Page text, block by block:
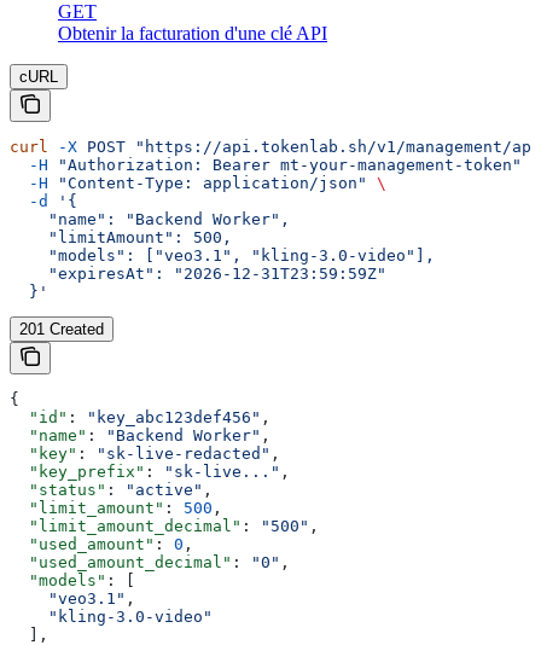
GET
Obtenir la facturation d'une clé API
cURL
curl -X POST "https://api.tokenlab.sh/v1/management/
  -H
"Authorization: Bearer mt-your-management-token"
  -H
"Content-Type: application/json"
\
  -d
'{
    "name": "Backend Worker",
    "limitAmount": 500,
    "models": ["veo3.1", "kling-3.0-video"],
    "expiresAt": "2026-12-31T23:59:59Z"
  }'
201 Created
{
  "id"
: "key_abc123def456" ,
  "name"
: "Backend Worker" ,
  "key"
: "sk-live-redacted" ,
  "key_prefix"
: "sk-live..." ,
  "status"
: "active" ,
  "limit_amount"
: 500 ,
  "limit_amount_decimal"
: "500" ,
  "used_amount"
: 0 ,
  "used_amount_decimal"
: "0" ,
  "models"
: [
    "veo3.1"
,
    "kling-3.0-video"
  ],